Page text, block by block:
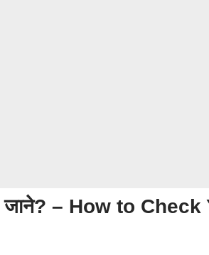
जाने? – How to Check